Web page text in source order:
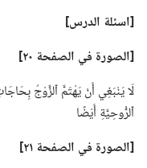
‏[اسئلة الدرس]‏
‏[الصورة في الصفحة ٢٠]‏
لَا يَنْبَغِي أَنْ يَهْتَمَّ ٱلزَّوْجُ
ٱلرُّوحِيَّةِ أَيْضًا
‏[الصورة في الصفحة ٢١]‏